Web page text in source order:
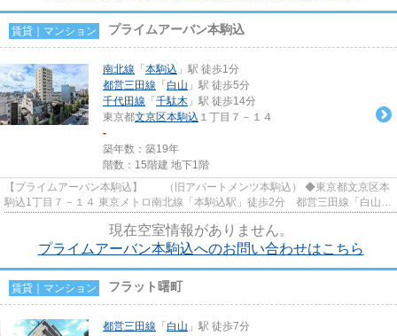
賃貸｜マンション プライムアーバン本駒込
南北線 「 本駒込 」駅 徒歩1分
都営三田線 「 白山 」駅 徒歩5分
千代田線 「 千駄木 」駅 徒歩14分
東京都文京区本駒込 １丁目７－１４
-
築年数：築19年
階数：15階建 地下1階
【プライムアーバン本駒込】 （旧アパートメンツ本駒込） ◆東京都文京区本
駒込1丁目７－１４ 東京メトロ南北線「本駒込駅」徒歩2分 都営三田線「白山
現在空室情報がありません。
プライムアーバン本駒込へのお問い合わせはこちら
賃貸｜マンション フラット曙町
都営三田線 「 白山 」駅 徒歩7分